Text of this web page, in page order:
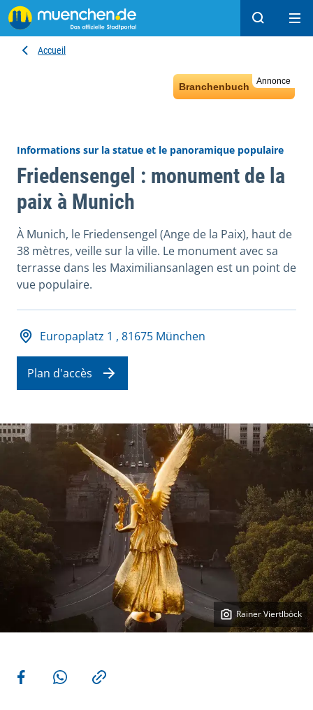
Accueil
Annonce
Branchenbuch
Informations sur la statue et le panoramique populaire
Friedensengel : monument de la
paix à Munich
À Munich, le Friedensengel (Ange de la Paix), haut de
38 mètres, veille sur la ville. Le monument avec sa
terrasse dans les Maximiliansanlagen est un point de
vue populaire.
Adresse und Öffnungszeiten
Europaplatz 1 , 81675 München
Plan d'accès
Rainer Viertlböck
Plus d'actions
Share on Facebook
Share via WhatsApp
Copy link